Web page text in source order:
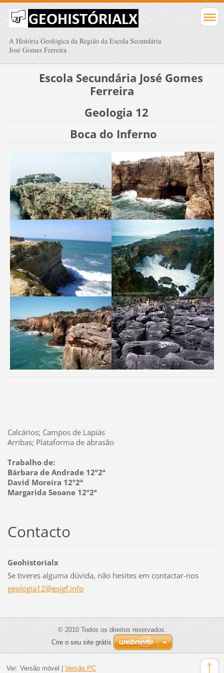
A História Geológica da Região da Escola Secundária
José Gomes Ferreira
Escola Secundária José Gomes
Ferreira
Geologia 12
Boca do Inferno
Calcários; Campos de Lapiás
Arribas; Plataforma de abrasão
Trabalho de:
Bárbara de Andrade 12º2ª
David Moreira 12º2ª
Margarida Seoane 12º2ª
Contacto
Geohistorialx
Se tiveres alguma dúvida, não hesites em contactar-nos
geologia12@esjgf.info
© 2010 Todos os direitos reservados.
Crie o seu site grátis
Ver: Versão móvel Versão PC